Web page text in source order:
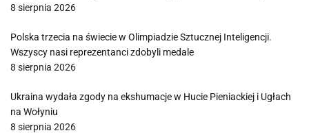
8 sierpnia 2026
Polska trzecia na świecie w Olimpiadzie Sztucznej Inteligencji.
Wszyscy nasi reprezentanci zdobyli medale
8 sierpnia 2026
Ukraina wydała zgody na ekshumacje w Hucie Pieniackiej i Ugłach
na Wołyniu
8 sierpnia 2026